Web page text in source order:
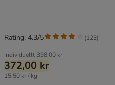
Individuellt 398,00 kr
372,00 kr
15,50 kr / kg
Rating: 4.3/5 (123)